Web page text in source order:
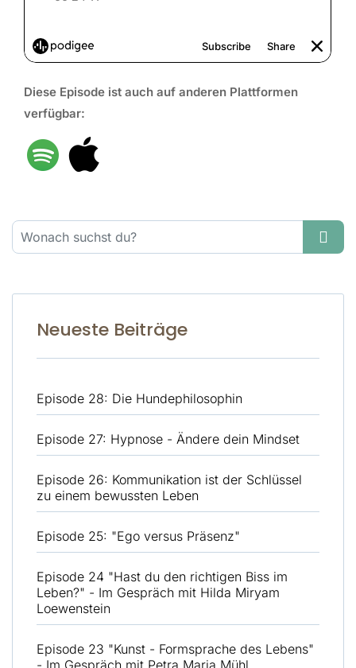
Diese Episode ist auch auf anderen Plattformen
verfügbar:
Suchen
Neueste Beiträge
Episode 28: Die Hundephilosophin
Episode 27: Hypnose - Ändere dein Mindset
Episode 26: Kommunikation ist der Schlüssel
zu einem bewussten Leben
Episode 25: "Ego versus Präsenz"
Episode 24 "Hast du den richtigen Biss im
Leben?" - Im Gespräch mit Hilda Miryam
Loewenstein
Episode 23 "Kunst - Formsprache des Lebens"
- Im Gespräch mit Petra Maria Mühl